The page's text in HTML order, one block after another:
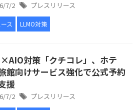
7/2 プレスリリース
ス LLMO対策
対策「クチコレ」、ホテ
館向けサービス強化で公式予約
援
7/2 プレスリリース